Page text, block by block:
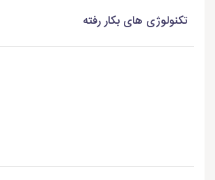
تکنولوژی های بکار رفته